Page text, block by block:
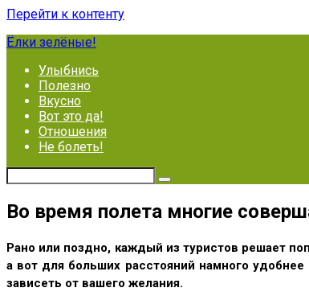
Перейти к контенту
Ёлки зелёные!
Улыбнись
Полезно
Вкусно
Вот это да!
Отношения
Не болеть!
Во время полета многие
Рано или поздно, каждый из туристов решает
а вот для больших расстояний намного
зависеть от вашего желания.